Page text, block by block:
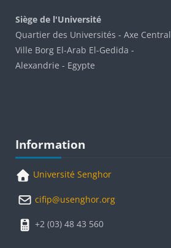
Siège de l'Université
Quartier des Universités - Axe Central
Ville Borg El-Arab El-Gedida -
Alexandrie - Egypte
Blocs
Information
Université Senghor
cifip@usenghor.org
+2 (03) 48 43 560